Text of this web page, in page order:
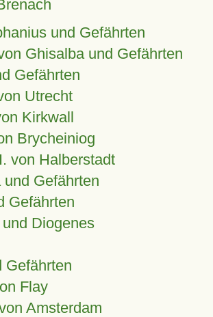
und Gefährten
Ghisalba und Gefährten
Gefährten
Utrecht
Kirkwall
Brycheiniog
von Halberstadt
Gefährten
Gefährten
Diogenes
Gefährten
Flay
Amsterdam